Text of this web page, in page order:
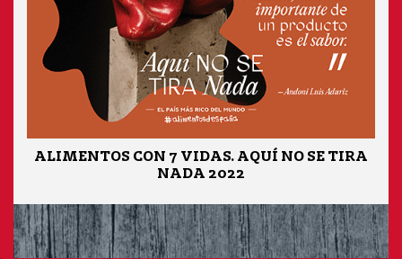
ALIMENTOS CON 7 VIDAS. AQUÍ NO SE TIRA
NADA 2022